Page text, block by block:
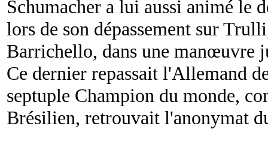
Schumacher a lui aussi animé le
lors de son dépassement sur
Barrichello, dans une manœuvre
Ce dernier repassait l'Allemand
septuple Champion du monde,
Brésilien, retrouvait l'anonymat